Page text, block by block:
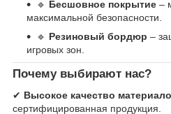
🔹 Бесшовное покрытие –
максимальной безопасности.
🔹 Резиновый бордюр –
игровых зон.
Почему выбирают нас?
✔ Высокое качество
сертифицированная продукция.